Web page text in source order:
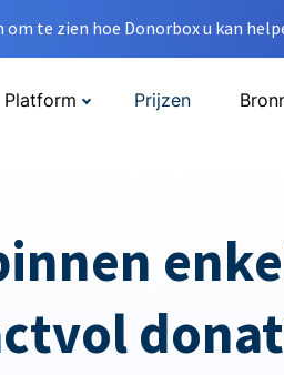
om te zien hoe Donorbox u kan
Platform Prijzen